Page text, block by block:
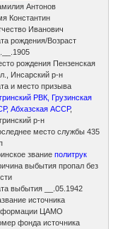
Антонов
Константин
Иванович
рождения/Возраст
рождения Пензенская
Инсарский р-н
и место призыва
РВК, Грузинская
Абхазская АССР,
р-н
место службы 435
званиеполитрук
выбытия пропал без
выбытия __.05.1942
источника
ЦАМО
фонда источника